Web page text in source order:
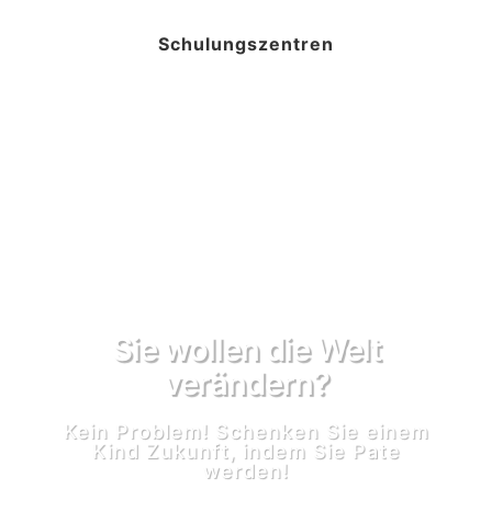
Schulungszentren
Sie wollen die Welt
verändern?
Kein Problem! Schenken Sie einem
Kind Zukunft, indem Sie Pate
werden!